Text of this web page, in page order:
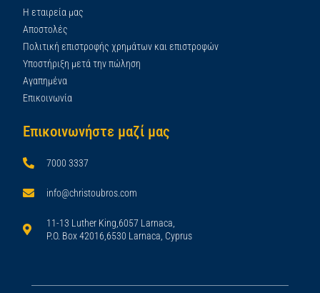
Η εταιρεία μας
Αποστολές
Πολιτική επιστροφής χρημάτων και επιστροφών
Υποστήριξη μετά την πώληση
Αγαπημένα
Επικοινωνία
Επικοινωνήστε μαζί μας
7000 3337
info@christoubros.com
11-13 Luther King,6057 Larnaca,
P.O. Box 42016,6530 Larnaca, Cyprus